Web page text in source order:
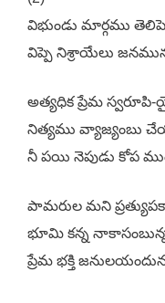
విభుండు మార్గము
విప్పె నిశ్రాయేలు
అత్యధిక ప్రేమ స్వరూపి-
నిత్యము వ్యాజ్యంబు
నీ పయి నెపుడు కోప
పామరుల మని
భూమి కన్న నాకాసంబున్న
ప్రేమ భక్తి